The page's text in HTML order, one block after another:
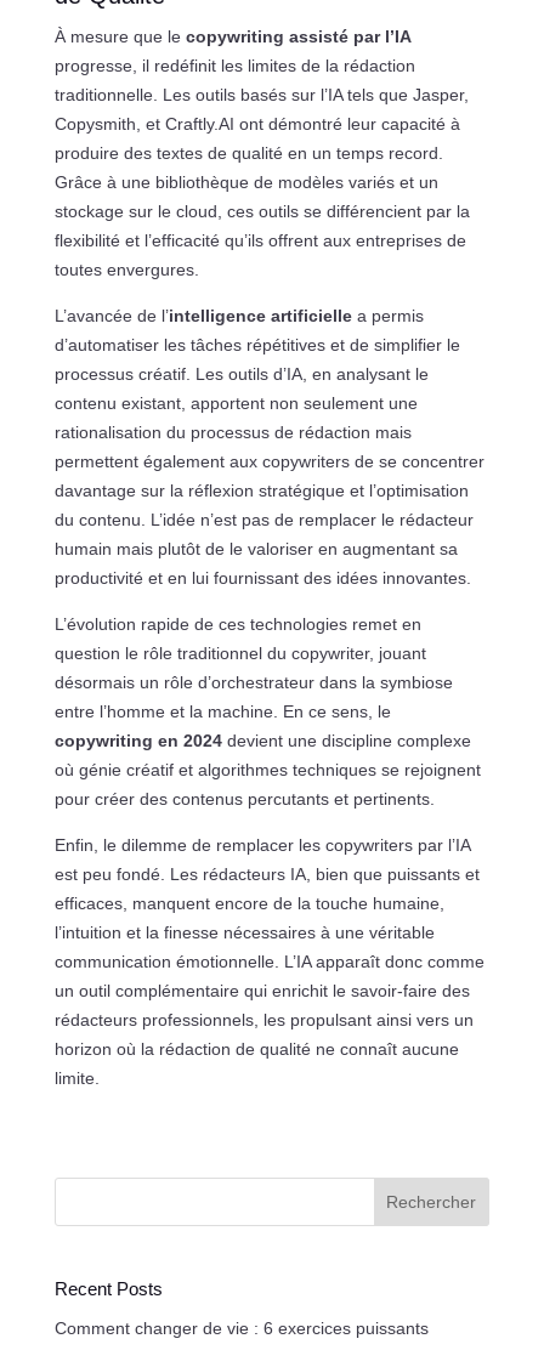
À mesure que le copywriting assisté par l’IA
progresse, il redéfinit les limites de la rédaction
traditionnelle. Les outils basés sur l’IA tels que Jasper,
Copysmith, et Craftly.AI ont démontré leur capacité à
produire des textes de qualité en un temps record.
Grâce à une bibliothèque de modèles variés et un
stockage sur le cloud, ces outils se différencient par la
flexibilité et l’efficacité qu’ils offrent aux entreprises de
toutes envergures.
L’avancée de l’intelligence artificiellea permis
d’automatiser les tâches répétitives et de simplifier le
processus créatif. Les outils d’IA, en analysant le
contenu existant, apportent non seulement une
rationalisation du processus de rédaction mais
permettent également aux copywriters de se concentrer
davantage sur la réflexion stratégique et l’optimisation
du contenu. L’idée n’est pas de remplacer le rédacteur
humain mais plutôt de le valoriser en augmentant sa
productivité et en lui fournissant des idées innovantes.
L’évolution rapide de ces technologies remet en
question le rôle traditionnel du copywriter, jouant
désormais un rôle d’orchestrateur dans la symbiose
entre l’homme et la machine. En ce sens, le
copywriting en 2024devient une discipline complexe
où génie créatif et algorithmes techniques se rejoignent
pour créer des contenus percutants et pertinents.
Enfin, le dilemme de remplacer les copywriters par l’IA
est peu fondé. Les rédacteurs IA, bien que puissants et
efficaces, manquent encore de la touche humaine,
l’intuition et la finesse nécessaires à une véritable
communication émotionnelle. L’IA apparaît donc comme
un outil complémentaire qui enrichit le savoir-faire des
rédacteurs professionnels, les propulsant ainsi vers un
horizon où la rédaction de qualité ne connaît aucune
limite.
Rechercher
Recent Posts
Comment changer de vie : 6 exercices puissants